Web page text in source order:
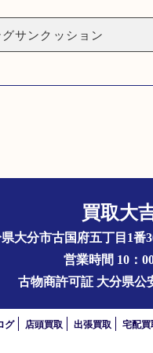
サンクッション
買取大
県大分市古国府五丁目1
営業時間 10：
古物商許可証 大分県公
グ 店頭買取 出張買取 宅配買